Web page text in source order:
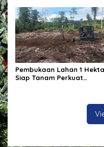
Dipercepat
Pembukaan Lahan 1
Siap Tanam Perkuat